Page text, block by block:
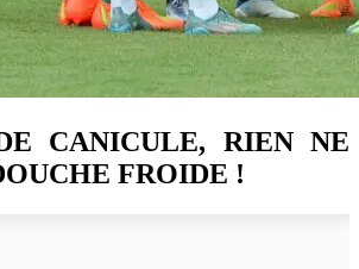
CANICULE, RIEN NE
FROIDE !